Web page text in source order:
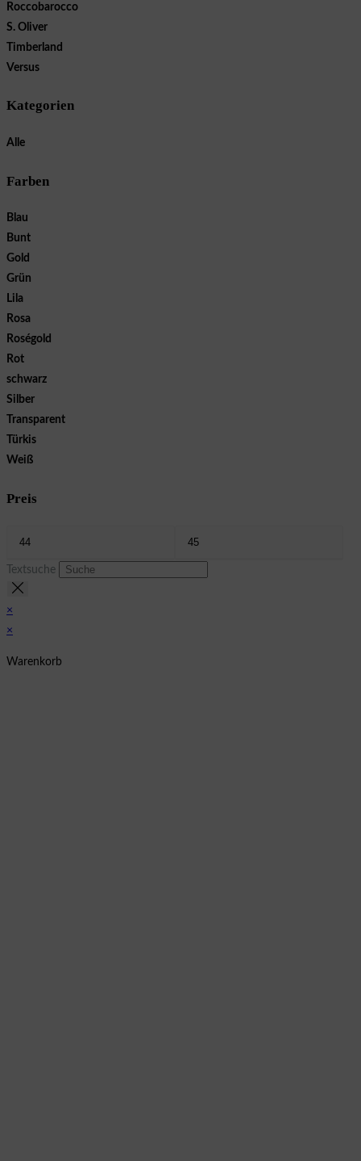
Roccobarocco
S. Oliver
Timberland
Versus
Kategorien
Alle
Farben
Blau
Bunt
Gold
Grün
Lila
Rosa
Roségold
Rot
schwarz
Silber
Transparent
Türkis
Weiß
Preis
Textsuche
×
×
Warenkorb